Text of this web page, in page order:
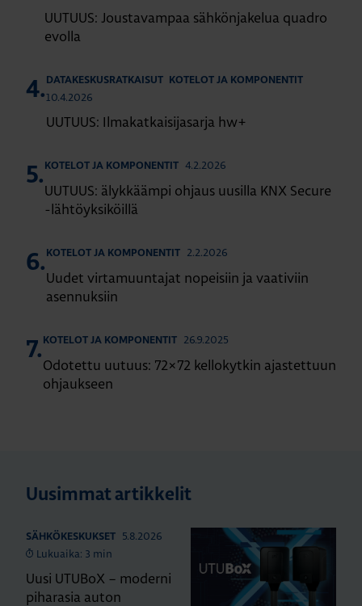
UUTUUS: Joustavampaa sähkönjakelua quadro
evolla
4. DATAKESKUSRATKAISUT KOTELOT JA KOMPONENTIT
10.4.2026
UUTUUS: Ilmakatkaisijasarja hw+
5. KOTELOT JA KOMPONENTIT 4.2.2026
UUTUUS: älykkäämpi ohjaus uusilla KNX Secure
-lähtöyksiköillä
6. KOTELOT JA KOMPONENTIT 2.2.2026
Uudet virtamuuntajat nopeisiin ja vaativiin
asennuksiin
7. KOTELOT JA KOMPONENTIT 26.9.2025
Odotettu uutuus: 72×72 kellokytkin ajastettuun
ohjaukseen
Uusimmat artikkelit
SÄHKÖKESKUKSET
5.8.2026
Lukuaika: 3 min
Uusi UTUBoX – moderni
piharasia auton